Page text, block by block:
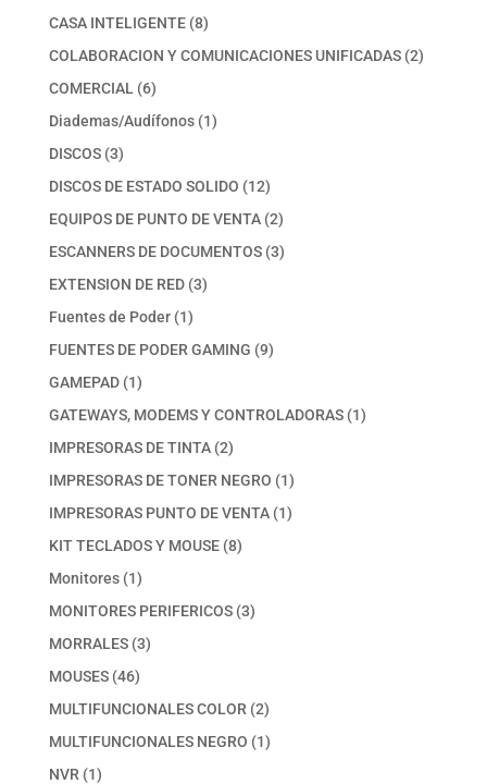
CASA INTELIGENTE 88
productos
COLABORACION Y COMUNICACIONES UNIFICADAS 22
COMERCIAL 66
productos
Diademas/Audífonos 11
DISCOS 33
productos
DISCOS DE ESTADO SOLIDO 1212
productos
EQUIPOS DE PUNTO DE VENTA 22
productos
ESCANNERS DE DOCUMENTOS 33
EXTENSION DE RED 33
Fuentes de Poder 11
producto
FUENTES DE PODER GAMING 99
GAMEPAD 11
producto
GATEWAYS, MODEMS Y CONTROLADORAS 11
IMPRESORAS DE TINTA 22
productos
IMPRESORAS DE TONER NEGRO 11
producto
IMPRESORAS PUNTO DE VENTA 11
KIT TECLADOS Y MOUSE 88
Monitores 11
producto
MONITORES PERIFERICOS 33
MORRALES 33
MOUSES 4646
productos
MULTIFUNCIONALES COLOR 22
productos
MULTIFUNCIONALES NEGRO 11
NVR 11